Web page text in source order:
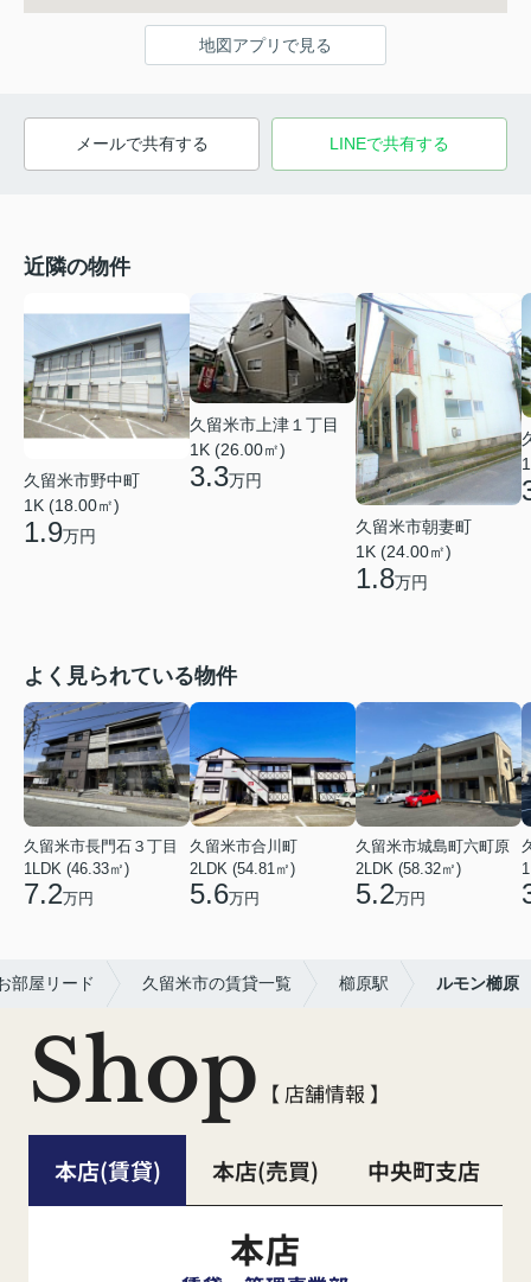
地図アプリで見る
メールで共有する LINEで共有する
近隣の物件
久留米市野中町
1K (18.00㎡)
1.9万円
久留米市上津１丁目
1K (26.00㎡)
3.3万円
久留米市朝妻町
1K (24.00㎡)
1.8万円
よく見られている物件
久留米市長門石３丁目
1LDK (46.33㎡)
7.2万円
久留米市合川町
2LDK (54.81㎡)
5.6万円
久留米市城島町六町原
2LDK (58.32㎡)
5.2万円
部屋リード 久留米市の賃貸一覧 櫛原駅 ルモン櫛原
Shop 【 店舗情報 】
本店(賃貸) 本店(売買) 中央町支店
本店